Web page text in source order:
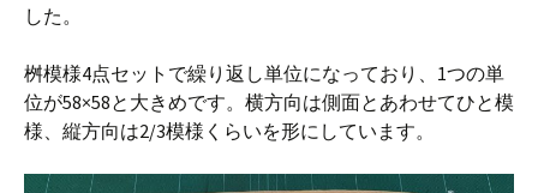
した。
桝模様4点セットで繰り返し単位になっており、1つの単
位が58×58と大きめです。横方向は側面とあわせてひと模
様、縦方向は2/3模様くらいを形にしています。